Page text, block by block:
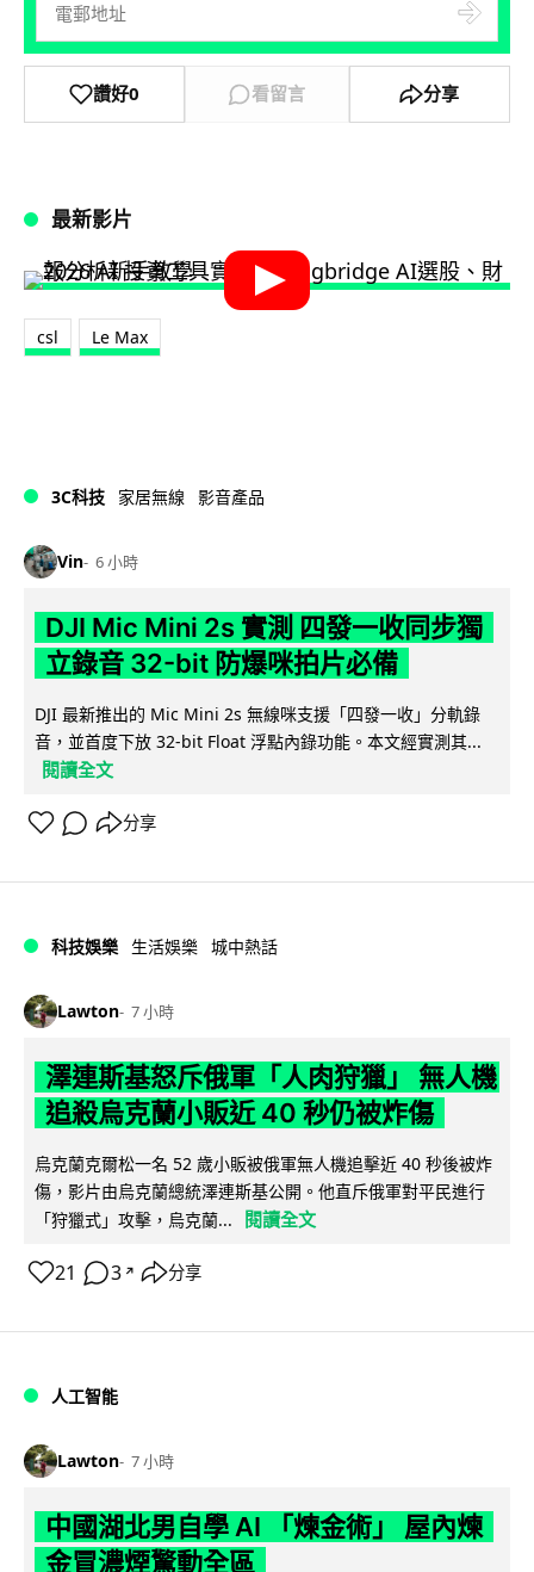
讚好0 看留言 分享
最新影片
csl Le Max
3C科技 家居無線 影音產品
Vin 6 小時
DJI Mic Mini 2s 實測 四發一收同步獨
立錄音 32-bit 防爆咪拍片必備
DJI 最新推出的 Mic Mini 2s 無線咪支援「四發一收」分軌錄
音，並首度下放 32-bit Float 浮點內錄功能。本文經實測其...
閱讀全文
分享
科技娛樂 生活娛樂 城中熱話
Lawton 7 小時
澤連斯基怒斥俄軍「人肉狩獵」 無人機
追殺烏克蘭小販近 40 秒仍被炸傷
烏克蘭克爾松一名 52 歲小販被俄軍無人機追擊近 40 秒後被炸
傷，影片由烏克蘭總統澤連斯基公開。他直斥俄軍對平民進行
「狩獵式」攻擊，烏克蘭...
閱讀全文
21 3 ↗ 分享
人工智能
Lawton 7 小時
中國湖北男自學 AI 「煉金術」 屋內煉
金冒濃煙驚動全區